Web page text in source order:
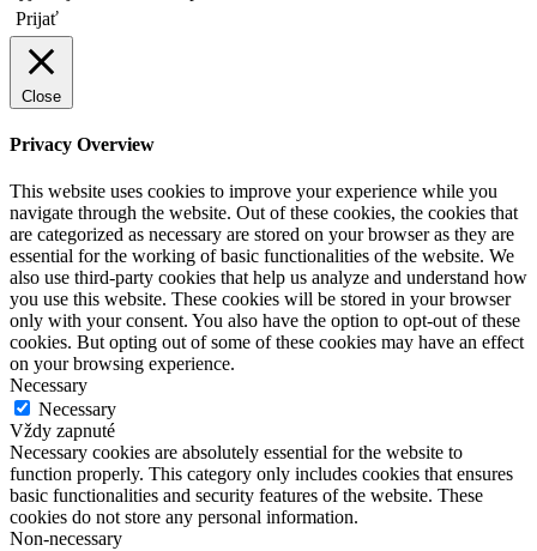
Prijať
Close
Privacy Overview
This website uses cookies to improve your experience while you
navigate through the website. Out of these cookies, the cookies that
are categorized as necessary are stored on your browser as they are
essential for the working of basic functionalities of the website. We
also use third-party cookies that help us analyze and understand how
you use this website. These cookies will be stored in your browser
only with your consent. You also have the option to opt-out of these
cookies. But opting out of some of these cookies may have an effect
on your browsing experience.
Necessary
Necessary
Vždy zapnuté
Necessary cookies are absolutely essential for the website to
function properly. This category only includes cookies that ensures
basic functionalities and security features of the website. These
cookies do not store any personal information.
Non-necessary